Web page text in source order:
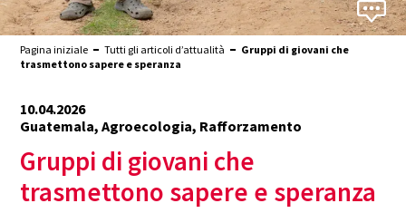
Pagina iniziale Tutti gli articoli d’attualità
Gruppi di giovani che
trasmettono sapere e speranza
10.04.2026
Guatemala, Agroecologia, Rafforzamento
Gruppi di giovani che
trasmettono sapere e speranza